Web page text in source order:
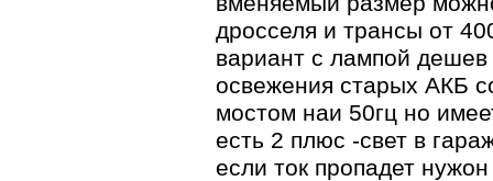
дросселя и трансы от
вариант с лампой дешев
освежения старых АКБ
мостом наи 50гц но
есть 2 плюс -свет в
если ток пропадет